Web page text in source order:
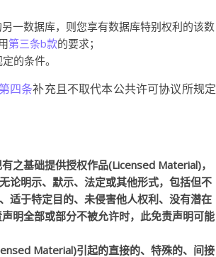
一数据库，则您享有数据库特别权利的该数
第三条b款的要求；
的条件。
第四条补充且不取代本公共许可协议所规定
之基础提供授权作品(Licensed Material)，
论明示、默示、法定或其他形式，包括但不
适于特定目的、未侵害他人权利、没有潜在
明全部或部分不被允许时，此免责声明可能
Material)引起的直接的、特殊的、间接